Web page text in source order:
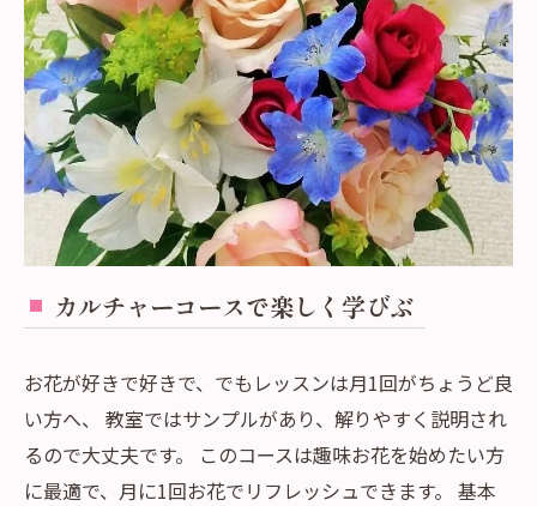
カルチャーコースで楽しく学びぶ
お花が好きで好きで、でもレッスンは月1回がちょうど良
い方へ、 教室ではサンプルがあり、解りやすく説明され
るので大丈夫です。 このコースは趣味お花を始めたい方
に最適で、月に1回お花でリフレッシュできます。 基本